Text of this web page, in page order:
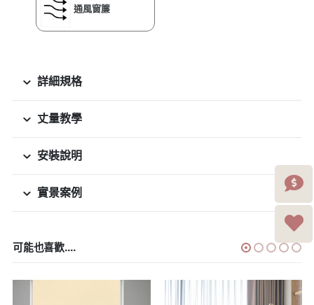
通風窗簾
詳細規格
丈量教學
安裝說明
實景案例
可能也喜歡....